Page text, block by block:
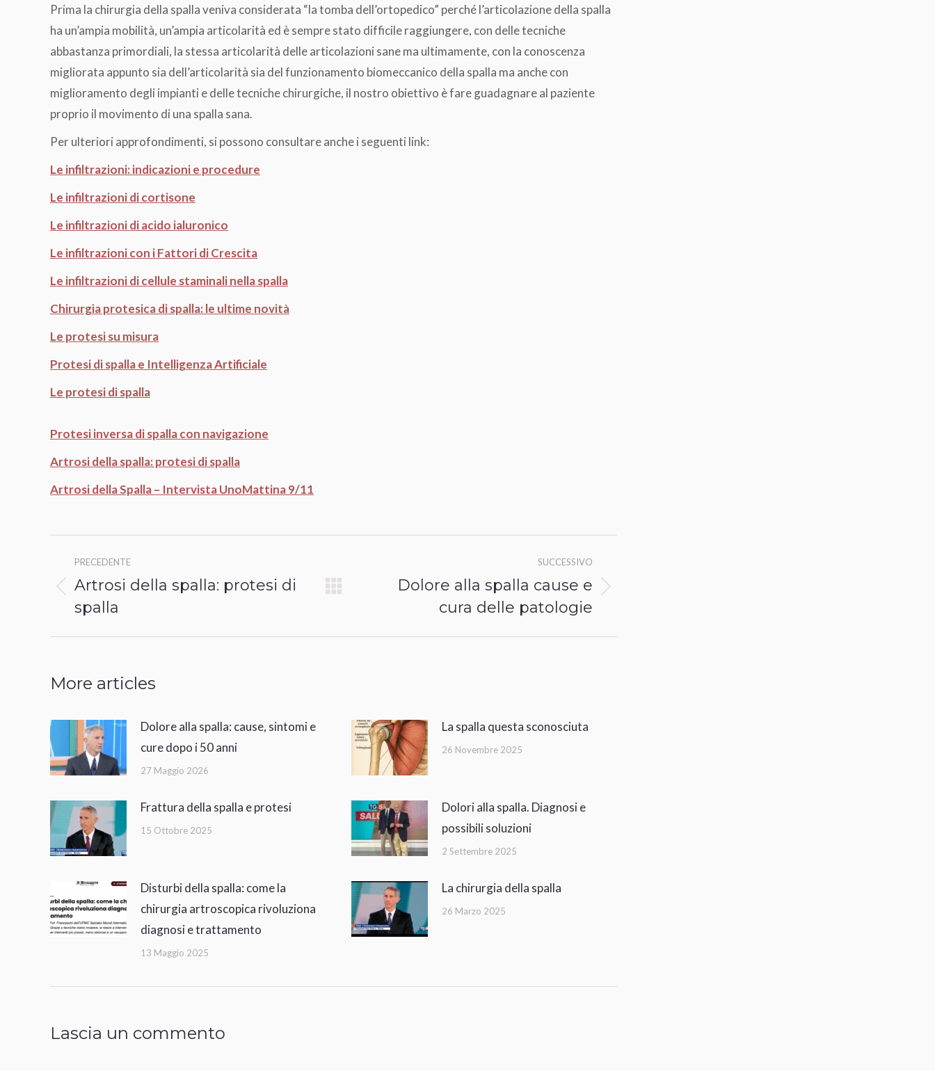
Prima la chirurgia della spalla veniva considerata “la tomba dell’ortopedico” perché l’articolazione della spalla
ha un’ampia mobilità, un’ampia articolarità ed è sempre stato difficile raggiungere, con delle tecniche
abbastanza primordiali, la stessa articolarità delle articolazioni sane ma ultimamente, con la conoscenza
migliorata appunto sia dell’articolarità sia del funzionamento biomeccanico della spalla ma anche con
miglioramento degli impianti e delle tecniche chirurgiche, il nostro obiettivo è fare guadagnare al paziente
proprio il movimento di una spalla sana.
Per ulteriori approfondimenti, si possono consultare anche i seguenti link:
Le infiltrazioni: indicazioni e procedure
Le infiltrazioni di cortisone
Le infiltrazioni di acido ialuronico
Le infiltrazioni con i Fattori di Crescita
Le infiltrazioni di cellule staminali nella spalla
Chirurgia protesica di spalla: le ultime novità
Le protesi su misura
Protesi di spalla e Intelligenza Artificiale
Le protesi di spalla
Protesi inversa di spalla con navigazione
Artrosi della spalla: protesi di spalla
Artrosi della Spalla – Intervista UnoMattina 9/11
tra
post
PRECEDENTE
Post
precedente:
Artrosi della spalla: protesi di
spalla
SUCCESSIVO
Prossimo
Dolore alla spalla cause e
cura delle patologie
More articles
Dolore alla spalla: cause, sintomi e
cure dopo i 50 anni
27 Maggio 2026
La spalla questa sconosciuta
26 Novembre 2025
Frattura della spalla e protesi
15 Ottobre 2025
Dolori alla spalla. Diagnosi e
possibili soluzioni
2 Settembre 2025
Disturbi della spalla: come la
chirurgia artroscopica rivoluziona
diagnosi e trattamento
13 Maggio 2025
La chirurgia della spalla
26 Marzo 2025
Lascia un commento